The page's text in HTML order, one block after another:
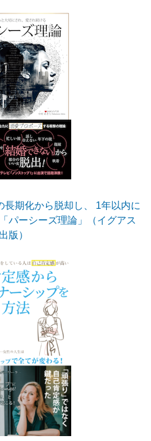
期化から脱却し、 1年以内に
パーシーズ理論」（イグアス
出版）